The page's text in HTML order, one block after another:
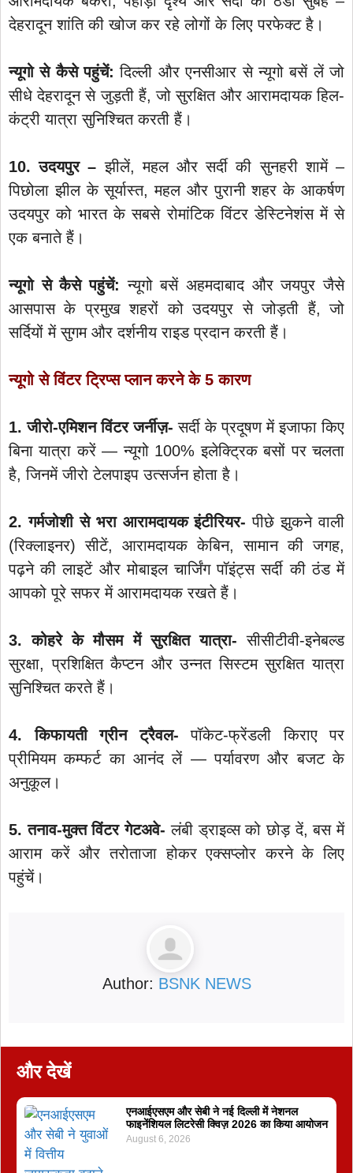
देहरादून शांति की खोज कर रहे लोगों के लिए परफेक्ट है।
न्यूगो से कैसे पहुंचें: दिल्ली और एनसीआर से न्यूगो बसें लें जो
सीधे देहरादून से जुड़ती हैं, जो सुरक्षित और आरामदायक हिल-
कंट्री यात्रा सुनिश्चित करती हैं।
10. उदयपुर – झीलें, महल और सर्दी की सुनहरी शामें –
पिछोला झील के सूर्यास्त, महल और पुरानी शहर के आकर्षण
उदयपुर को भारत के सबसे रोमांटिक विंटर डेस्टिनेशंस में से
एक बनाते हैं।
न्यूगो से कैसे पहुंचें: न्यूगो बसें अहमदाबाद और जयपुर जैसे
आसपास के प्रमुख शहरों को उदयपुर से जोड़ती हैं, जो
सर्दियों में सुगम और दर्शनीय राइड प्रदान करती हैं।
न्यूगो से विंटर ट्रिप्‍स प्लान करने के 5 कारण
1. जीरो-एमिशन विंटर जर्नीज़-सर्दी के प्रदूषण में इजाफा किए
बिना यात्रा करें — न्यूगो 100% इलेक्ट्रिक बसों पर चलता
है, जिनमें जीरो टेलपाइप उत्सर्जन होता है।
2. गर्मजोशी से भरा आरामदायक इंटीरियर-पीछे झुकने वाली
(रिक्‍लाइनर) सीटें, आरामदायक केबिन, सामान की जगह,
पढ़ने की लाइटें और मोबाइल चार्जिंग पॉइंट्स सर्दी की ठंड में
आपको पूरे सफर में आरामदायक रखते हैं।
3. कोहरे के मौसम में सुरक्षित यात्रा-सीसीटीवी-इनेबल्‍ड
सुरक्षा, प्रशिक्षित कैप्टन और उन्नत सिस्टम सुरक्षित यात्रा
सुनिश्चित करते हैं।
4. किफायती ग्रीन ट्रैवल-पॉकेट-फ्रेंडली किराए पर
प्रीमियम कम्‍फर्ट का आनंद लें — पर्यावरण और बजट के
अनुकूल।
5. तनाव-मुक्त विंटर गेटअवे-लंबी ड्राइव्स को छोड़ दें, बस में
आराम करें और तरोताजा होकर एक्सप्लोर करने के लिए
पहुंचें।
Author: BSNK NEWS
और देखें
एनआईएसएम और सेबी ने नई दिल्ली में नेशनल
फाइनेंशियल लिटरेसी क्विज़ 2026 का किया आयोजन
August 6, 2026